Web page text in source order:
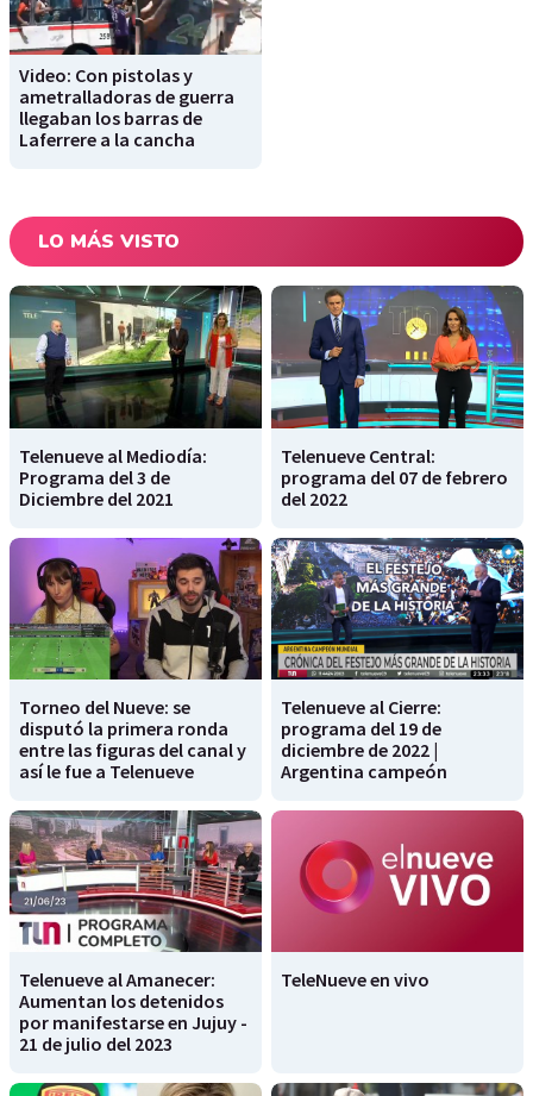
Video: Con pistolas y
ametralladoras de guerra
llegaban los barras de
Laferrere a la cancha
LO MÁS VISTO
Telenueve al Mediodía:
Programa del 3 de
Diciembre del 2021
Telenueve Central:
programa del 07 de febrero
del 2022
Torneo del Nueve: se
disputó la primera ronda
entre las figuras del canal y
así le fue a Telenueve
Telenueve al Cierre:
programa del 19 de
diciembre de 2022 |
Argentina campeón
Telenueve al Amanecer:
Aumentan los detenidos
por manifestarse en Jujuy -
21 de julio del 2023
TeleNueve en vivo